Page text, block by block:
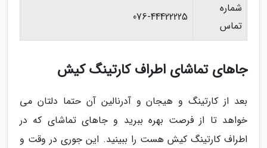
شماره
تماس
076-44422225
جاهای تماشای اطراف کارتینگ کیش
بعد از کارتینگ و هیجان و آدرنالین آن حتما دلتان می
خواهد تا از فرصت بهره ببرید و جاهای تماشای که در
اطراف کارتینگ کیش هست را ببینید. این جوری در وقت و